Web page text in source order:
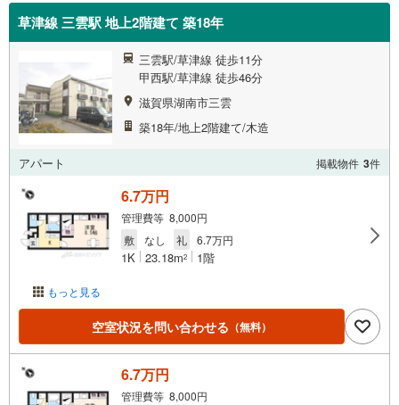
草津線 三雲駅 地上2階建て 築18年
三雲駅/草津線 徒歩11分
甲西駅/草津線 徒歩46分
滋賀県湖南市三雲
築18年/地上2階建て/木造
アパート 掲載物件 3件
もっと見る
6.7万円
管理費等 8,000円
敷
なし 礼 6.7万円
1K 23.18m2 1階
空室状況を問い合わせる （無料）
6.7万円
管理費等 8,000円